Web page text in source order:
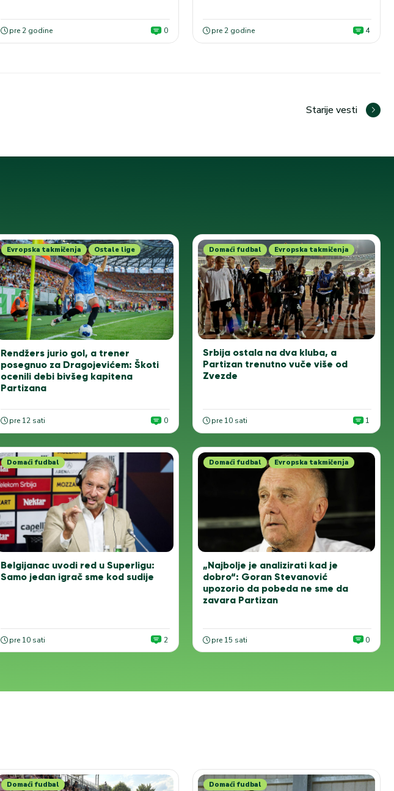
pre 2 godine 0 pre 2 godine 4
Starije vesti
Evropska takmičenja Ostale lige
Rendžers jurio gol, a trener
posegnuo za Dragojevićem: Škoti
ocenili debi bivšeg kapitena
Partizana
pre 12 sati 0
Domaći fudbal Evropska takmičenja
Srbija ostala na dva kluba, a
Partizan trenutno vuče više od
Zvezde
pre 10 sati 1
Domaći fudbal
Belgijanac uvodi red u Superligu:
Samo jedan igrač sme kod sudije
pre 10 sati 2
Domaći fudbal Evropska takmičenja
„Najbolje je analizirati kad je
dobro“: Goran Stevanović
upozorio da pobeda ne sme da
zavara Partizan
pre 15 sati 0
Domaći fudbal Domaći fudbal